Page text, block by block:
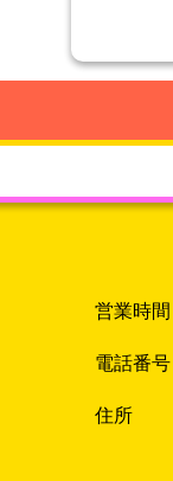
営業時間
電話番号
住所